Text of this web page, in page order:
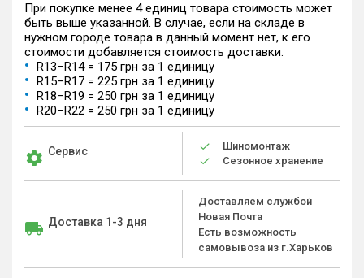
При покупке менее 4 единиц товара стоимость может
быть выше указанной. В случае, если на складе в
нужном городе товара в данный момент нет, к его
стоимости добавляется стоимость доставки.
R13–R14 = 175 грн за 1 единицу
R15–R17 = 225 грн за 1 единицу
R18–R19 = 250 грн за 1 единицу
R20–R22 = 250 грн за 1 единицу
Сервис
Шиномонтаж
Сезонное хранение
Доставка 1-3 дня
Доставляем службой
Новая Почта
Есть возможность
самовывоза из г.Харьков